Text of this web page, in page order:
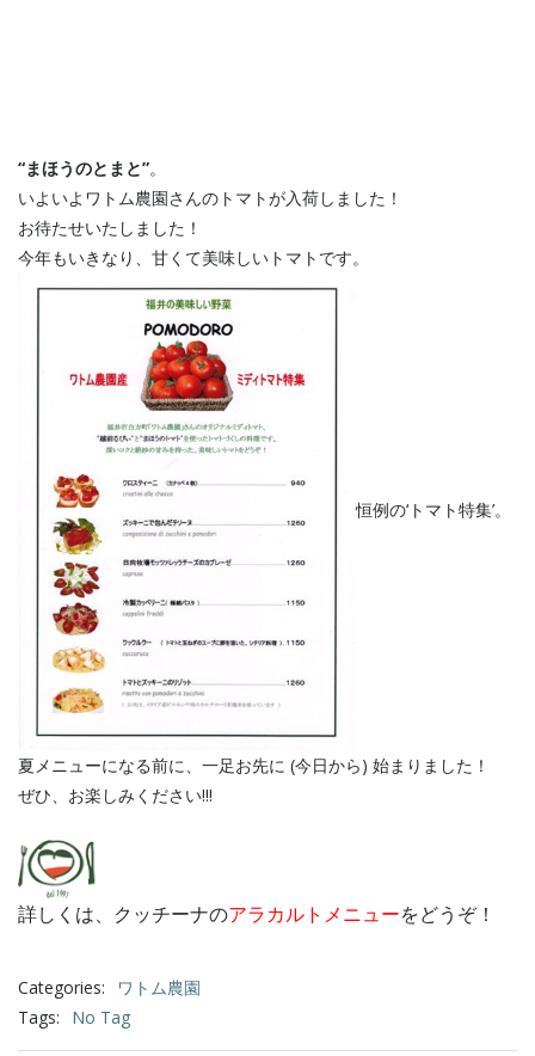
“まほうのとまと”。
いよいよワトム農園さんのトマトが入荷しました！
お待たせいたしました！
今年もいきなり、甘くて美味しいトマトです。
恒例の‘トマト特集’。
夏メニューになる前に、一足お先に (今日から) 始まりました！
ぜひ、お楽しみください!!!
詳しくは、クッチーナのアラカルトメニューをどうぞ！
Categories:
ワトム農園
Tags:
No Tag